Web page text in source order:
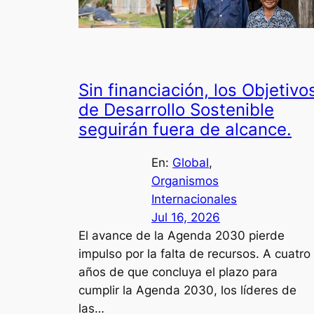
Sin financiación, los
de Desarrollo Sostenible
seguirán fuera de alcance.
En: Global
Organismos
Internacionales
Jul 16, 2026
El avance de la Agenda 2030 pierde
impulso por la falta de recursos. A cuatro
años de que concluya el plazo para
cumplir la Agenda 2030, los líderes de
las…